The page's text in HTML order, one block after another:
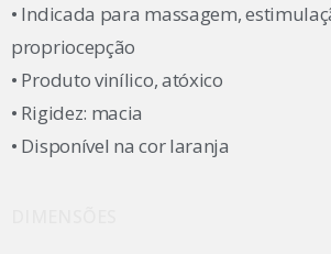
• Indicada para massagem,
propriocepção
• Produto vinílico, atóxico
• Rigidez: macia
• Disponível na cor laranja